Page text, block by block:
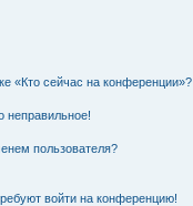
«Кто сейчас на конференции»?
неправильное!
пользователя?
войти на конференцию!